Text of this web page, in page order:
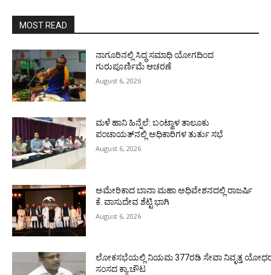
MOST READ
ನಾಗೂರಿನಲ್ಲಿ ಸಿದ್ಧ ಸಮಾಧಿ ಯೋಗದಿಂದ
ಗುರುಪೂರ್ಣಿಮೆ ಆಚರಣೆ
August 6, 2026
ಮಳೆ ಹಾನಿ ಹಿನ್ನೆಲೆ: ಬಂಟ್ವಾಳ ತಾಲೂಕು
ಪಂಚಾಯತ್‌ನಲ್ಲಿ ಅಧಿಕಾರಿಗಳ ತುರ್ತು ಸಭೆ
August 6, 2026
ಅಮೇರಿಕಾದ ಬಾನಾ ಮಹಾ ಅಧಿವೇಶನದಲ್ಲಿ ರಾಜರ್ಷಿ
ಕೆ. ವಾಸುದೇವ ಶೆಟ್ಟಿ ಭಾಗಿ
August 6, 2026
ಲೋಕಸಭೆಯಲ್ಲಿ ನಿಯಮ 377ರಡಿ ಸೇವಾ ನಿವೃತ್ತ
ಸಂಸದ ಕ್ಯಾ.ಚೌಟ